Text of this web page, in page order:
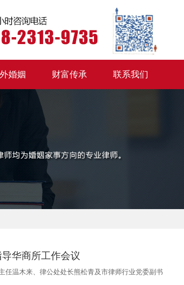
婚姻 财富传承 联系我们
华商所工作会议
任温木来、律公处处长熊松青及市律师行业党委副书